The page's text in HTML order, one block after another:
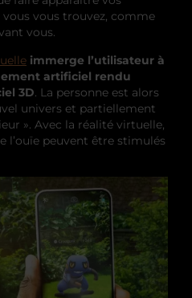
vous trouvez, comme
vous.
immerge l’utilisateur à
artificiel rendu
3D. La personne est alors
univers et partiellement
». Avec la réalité virtuelle,
l’ouïe peuvent être stimulés